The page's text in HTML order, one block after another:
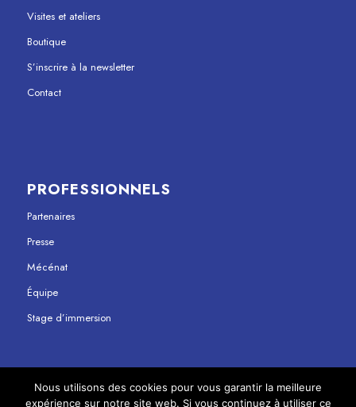
Visites et ateliers
Boutique
S’inscrire à la newsletter
Contact
PROFESSIONNELS
Partenaires
Presse
Mécénat
Équipe
Stage d’immersion
Nous utilisons des cookies pour vous garantir la meilleure
expérience sur notre site web. Si vous continuez à utiliser ce